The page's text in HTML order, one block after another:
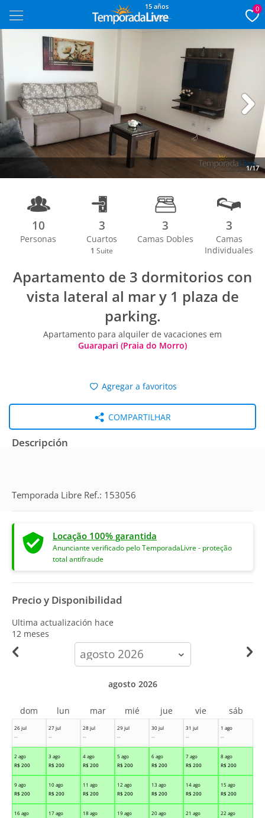
15 años 0
1/17
10
Personas
3
Cuartos
1 Suite
3
Camas Dobles
3
Camas
Individuales
Apartamento de 3 dormitorios con
vista lateral al mar y 1 plaza de
parking.
Apartamento para alquiler de vacaciones em
Guarapari (Praia do Morro)
Agregar a favoritos
COMPARTILHAR
Descripción
Temporada Libre Ref.: 153056
Locação 100% garantida
Anunciante verificado pelo TemporadaLivre - proteção
total antifraude
Precio y Disponibilidad
Ultima actualización hace
12 meses
calendar-
month
26 jul
--
27 jul
--
28 jul
--
29 jul
--
30 jul
--
31 jul
--
1 ago
--
2 ago
R$ 200
3 ago
R$ 200
4 ago
R$ 200
5 ago
R$ 200
6 ago
R$ 200
7 ago
R$ 200
8 ago
R$ 200
9 ago
R$ 200
10 ago
R$ 200
11 ago
R$ 200
12 ago
R$ 200
13 ago
R$ 200
14 ago
R$ 200
15 ago
R$ 200
16 ago
17 ago
18 ago
19 ago
20 ago
21 ago
22 ago
agosto 2026
dom lun mar mié jue vie sáb